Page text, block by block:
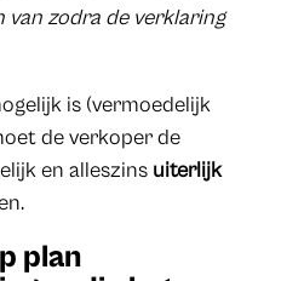
van zodra de verklaring
is (vermoedelijk
de verkoper de
en alleszins uiterlijk
plan